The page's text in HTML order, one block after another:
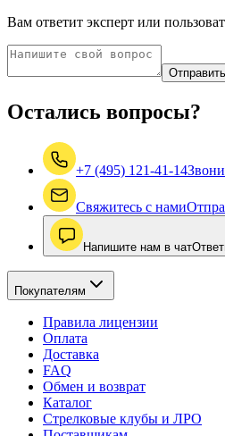
Вам ответит эксперт или
Остались вопросы?
+7 (495) 121-41-14
Свяжитесь с нами
Напишите нам в чат
Покупателям
Правила лицензии
Оплата
Доставка
FAQ
Обмен и возврат
Каталог
Стрелковые клубы и ЛРО